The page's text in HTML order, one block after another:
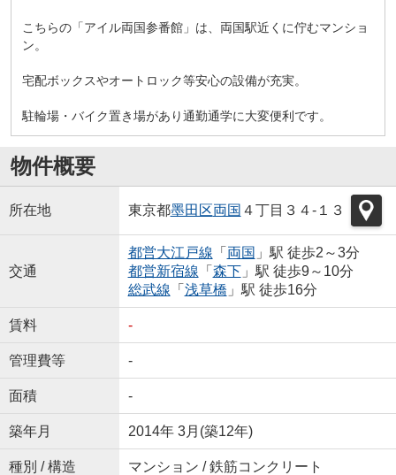
こちらの「アイル両国参番館」は、両国駅近くに佇むマンショ
ン。
宅配ボックスやオートロック等安心の設備が充実。
駐輪場・バイク置き場があり通勤通学に大変便利です。
物件概要
所在地 東京都墨田区両国 ４丁目３４-１３
交通
都営大江戸線 「 両国 」駅 徒歩2～3分
都営新宿線 「 森下」駅 徒歩9～10分
総武線 「 浅草橋 」駅 徒歩16分
賃料 -
管理費等 -
面積 -
築年月 2014年 3月(築12年)
種別 / 構造 マンション / 鉄筋コンクリート